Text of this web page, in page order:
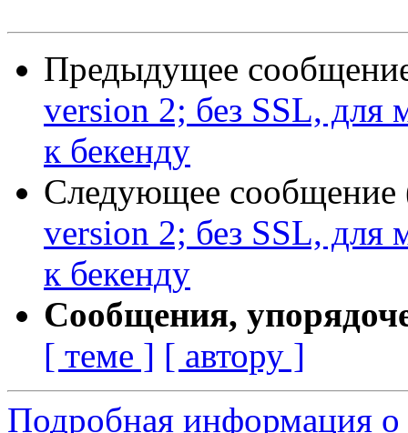
Предыдущее
version 2; без SSL, для
к бекенду
Следующее сообщение
version 2; без SSL, для
к бекенду
Сообщения,
[ теме ] [ автору ]
Подробная информация